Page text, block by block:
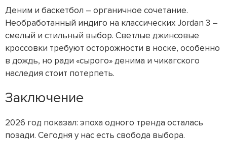
Деним и баскетбол – органичное сочетание.
Необработанный индиго на классических Jordan 3 –
смелый и стильный выбор. Светлые джинсовые
кроссовки требуют осторожности в носке, особенно
в дождь, но ради «сырого» денима и чикагского
наследия стоит потерпеть.
Заключение
2026 год показал: эпоха одного тренда осталась
позади. Сегодня у нас есть свобода выбора.